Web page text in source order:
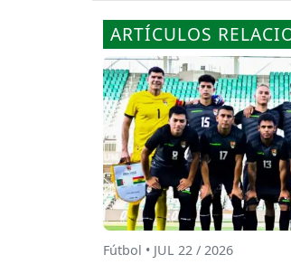
ARTÍCULOS
Fútbol • JUL 22 / 2026